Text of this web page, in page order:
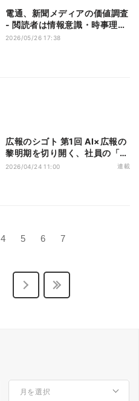
電通、新聞メディアの価値調査
- 閲読者は情報意識・時事理解
度が高い傾向
2026/05/26 17:38
広報のシゴト 第1回 AI×広報の
黎明期を切り開く、社員の「彩
り豊かな」電通の広報担当 李
2026/04/24 11:00 連載
4 5 6 7